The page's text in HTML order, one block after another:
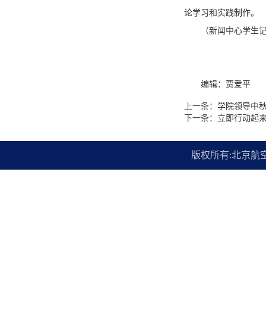
论学习和实践制作。
（新闻中心学生
编辑：贾爱平
上一条： 学院领导中
下一条： 立即行动起
版权所有:北京航